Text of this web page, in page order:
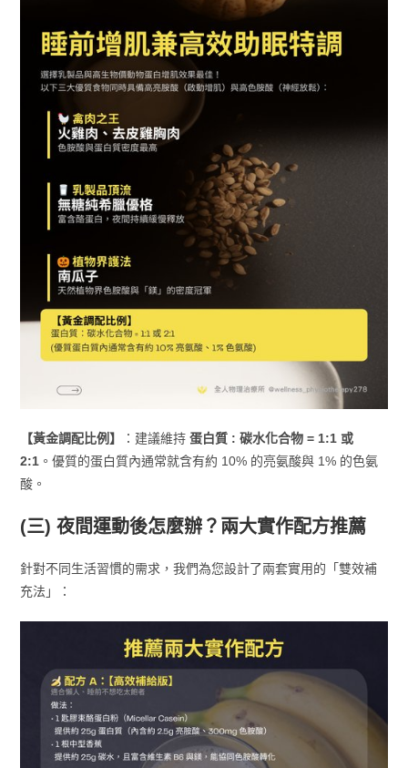
【黃金調配比例】 ：建議維持蛋白質 : 碳水化合物 = 1:1 或
2:1 。優質的蛋白質內通常就含有約 10% 的亮氨酸與 1% 的色氨
酸。
(三) 夜間運動後怎麼辦？兩大實作配方推薦
針對不同生活習慣的需求，我們為您設計了兩套實用的「雙效補
充法」：